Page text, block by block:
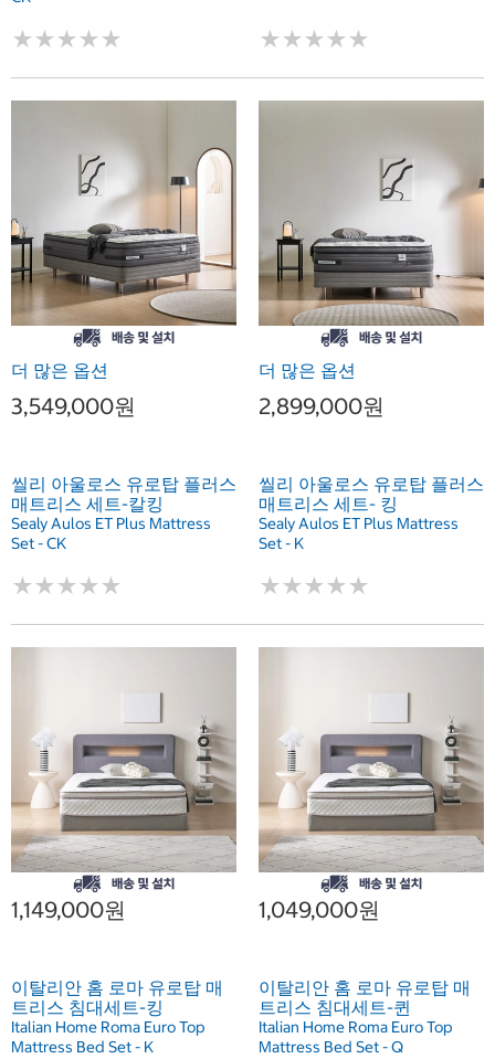
★★★★★
★★★★★ ★★★★★
★★★★★
더 많은 옵션
3,549,000원
씰리 아울로스 유로탑 플러스
매트리스 세트-칼킹
Sealy Aulos ET Plus Mattress
Set - CK
★★★★★
★★★★★
더 많은 옵션
2,899,000원
씰리 아울로스 유로탑 플러스
매트리스 세트- 킹
Sealy Aulos ET Plus Mattress
Set - K
★★★★★
★★★★★
1,149,000원
이탈리안 홈 로마 유로탑 매
트리스 침대세트-킹
Italian Home Roma Euro Top
Mattress Bed Set - K
1,049,000원
이탈리안 홈 로마 유로탑 매
트리스 침대세트-퀸
Italian Home Roma Euro Top
Mattress Bed Set - Q